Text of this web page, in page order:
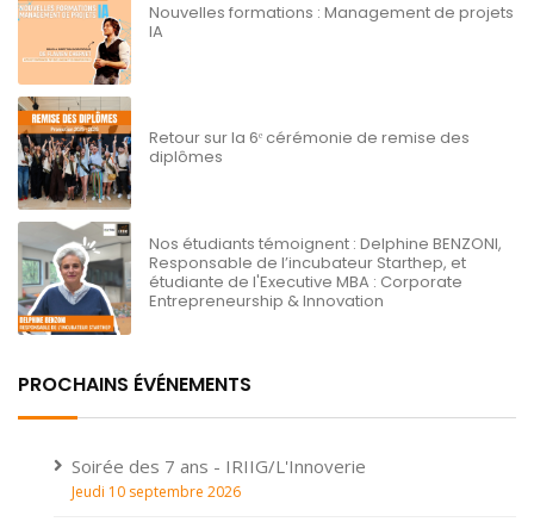
Nouvelles formations : Management de projets
IA
Retour sur la 6ᵉ cérémonie de remise des
diplômes
Nos étudiants témoignent : Delphine BENZONI,
Responsable de l’incubateur Starthep, et
étudiante de l'Executive MBA : Corporate
Entrepreneurship & Innovation
PROCHAINS ÉVÉNEMENTS
Soirée des 7 ans - IRIIG/L'Innoverie
Jeudi 10 septembre 2026